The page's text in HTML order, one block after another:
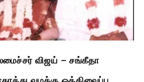
விஜய் – சங்கீதா